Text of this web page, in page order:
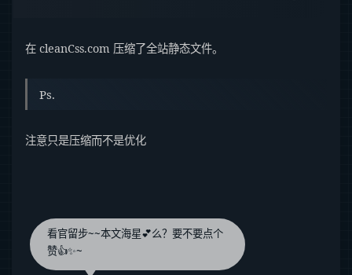
在 cleanCss.com 压缩了全站静态文件。
Ps.
注意只是压缩而不是优化
看官留步~~本文海星💕么？要不要点个
赞👍✨~